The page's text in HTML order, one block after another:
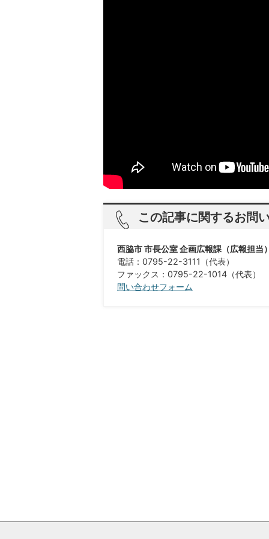
この記事に関するお問
西脇市 市長公室 企画広報課（広報担当）
電話：0795-22-3111（代表）
ファックス：0795-22-1014（代表）
問い合わせフォーム